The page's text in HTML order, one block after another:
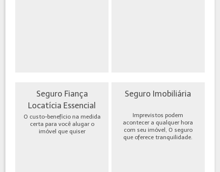
Seguro Fiança
Locatícia Essencial
O custo-benefício na medida
certa para você alugar o
imóvel que quiser
Seguro Imobiliária
Imprevistos podem
acontecer a qualquer hora
com seu imóvel, O seguro
que oferece tranquilidade.